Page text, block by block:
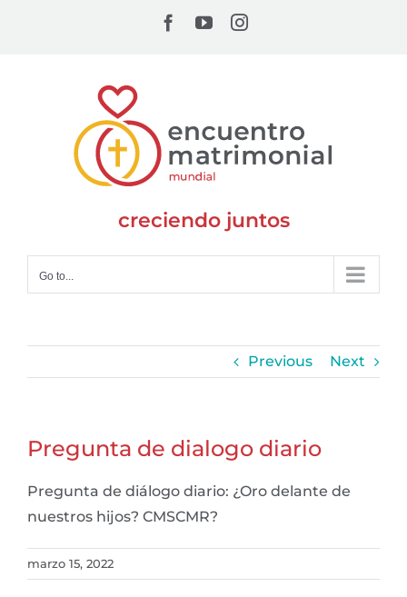
Facebook
YouTubeInstagram
creciendo juntos
Go to...
Previous Next
Pregunta de dialogo diario
Pregunta de diálogo diario: ¿Oro delante de
nuestros hijos? CMSCMR?
marzo 15, 2022